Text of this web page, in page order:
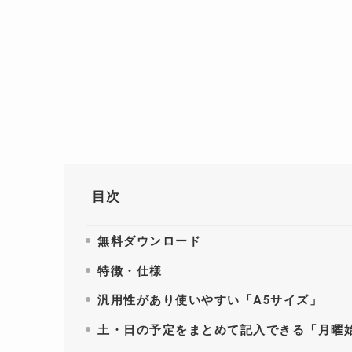
目次
無料ダウンロード
特徴・仕様
汎用性があり使いやすい「A5サイズ」
土・日の予定をまとめて記入できる「月曜